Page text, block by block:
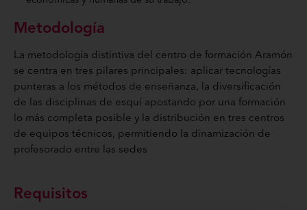
Metodología
La metodología distintiva del centro de formación Aramón
se centra en tres pilares principales: aplicar tecnologías
punteras a los métodos de enseñanza, la diversificación
de las disciplinas de esquí apostando por una formación
lo más completa posible y la distribución en tres centros
de equipos técnicos, permitiendo la dinamización de
profesorado entre las sedes
Requisitos